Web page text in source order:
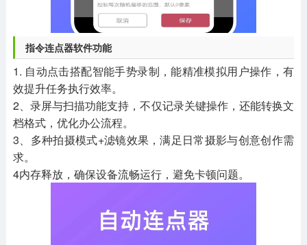
指令连点器软件功能
1. 自动点击搭配智能手势录制，能精准模拟用户操作，有
效提升任务执行效率。
2、录屏与扫描功能支持，不仅记录关键操作，还能转换文
档格式，优化办公流程。
3、多种拍摄模式+滤镜效果，满足日常摄影与创意创作需
求。
4内存释放，确保设备流畅运行，避免卡顿问题。